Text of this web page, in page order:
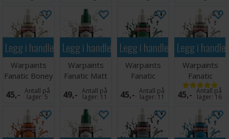
Legg i handlekurven
Warpaints
Fanatic Boney
Spikes
45,- Antall på
lager:5
Legg i handlekurven
Warpaints
Fanatic Matt
Varnish
49,- Antall på
lager: 11
Legg i handlekurven
Warpaints
Fanatic
Greenskin
45,- Antall på
lager: 11
Legg i
Warpaints
Fanatic
Brigade Grey
45,- Antall på
lager: 16